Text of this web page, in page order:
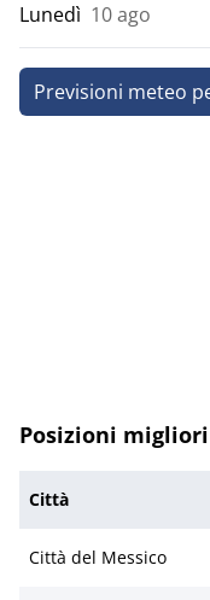
Lunedì 10 ago
Previsioni meteo
Posizioni migliori
Città
Città del Messico